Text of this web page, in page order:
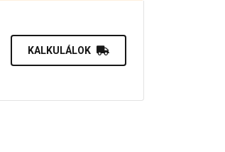
KALKULÁLOK